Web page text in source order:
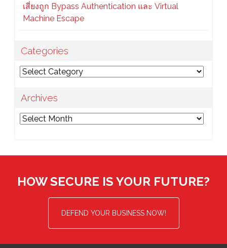
เสี่ยงถูก Bypass Authentication และ Virtual
Machine Escape
Categories
Categories
Archives
Archives
HOW SECURE IS YOUR FUTURE?
DEFEND YOUR BUSINESS NOW!